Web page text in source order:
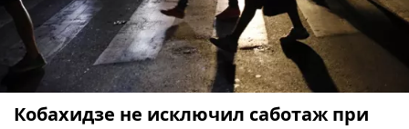
Кобахидзе не исключил саботаж при